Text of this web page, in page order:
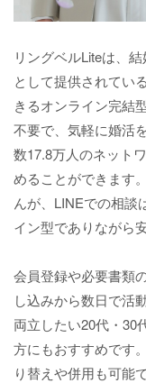
リングベルLiteは、
として提供されてい
きるオンライン完結
不要で、気軽に婚活
数17.8万人のネット
めることができます
んが、LINEでの相談
イン型でありながら
会員登録や必要書類
し込みから数日で活
両立したい20代・30
方にもおすすめです
り替えや併用も可能